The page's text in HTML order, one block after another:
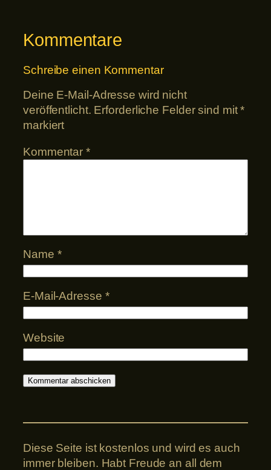
Kommentare
Schreibe einen Kommentar
Deine E-Mail-Adresse wird nicht
veröffentlicht. Erforderliche Felder sind mit*
markiert
Kommentar*
Name *
E-Mail-Adresse *
Website
Diese Seite ist kostenlos und wird es auch
immer bleiben. Habt Freude an all dem